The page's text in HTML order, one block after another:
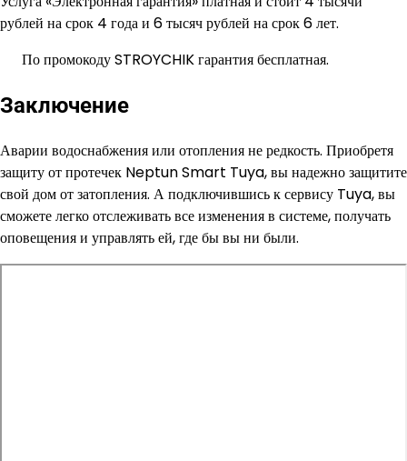
рублей на срок 4 года и 6 тысяч рублей на срок 6 лет.
По промокоду STROYCHIK гарантия бесплатная.
Заключение
Аварии водоснабжения или отопления не редкость. Приобретя
защиту от протечек Neptun Smart Tuya, вы надежно защитите
свой дом от затопления. А подключившись к сервису Tuya, вы
сможете легко отслеживать все изменения в системе, получать
оповещения и управлять ей, где бы вы ни были.